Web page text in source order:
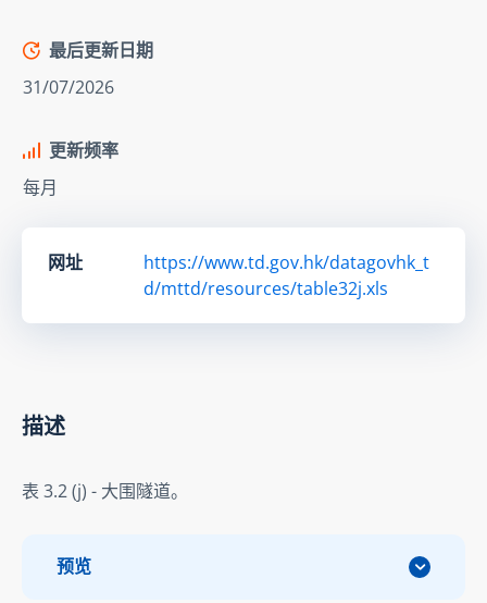
最后更新日期
31/07/2026
更新频率
每月
网址
https://www.td.gov.hk/datagovhk_t
d/mttd/resources/table32j.xls
描述
表 3.2 (j) - 大围隧道。
预览